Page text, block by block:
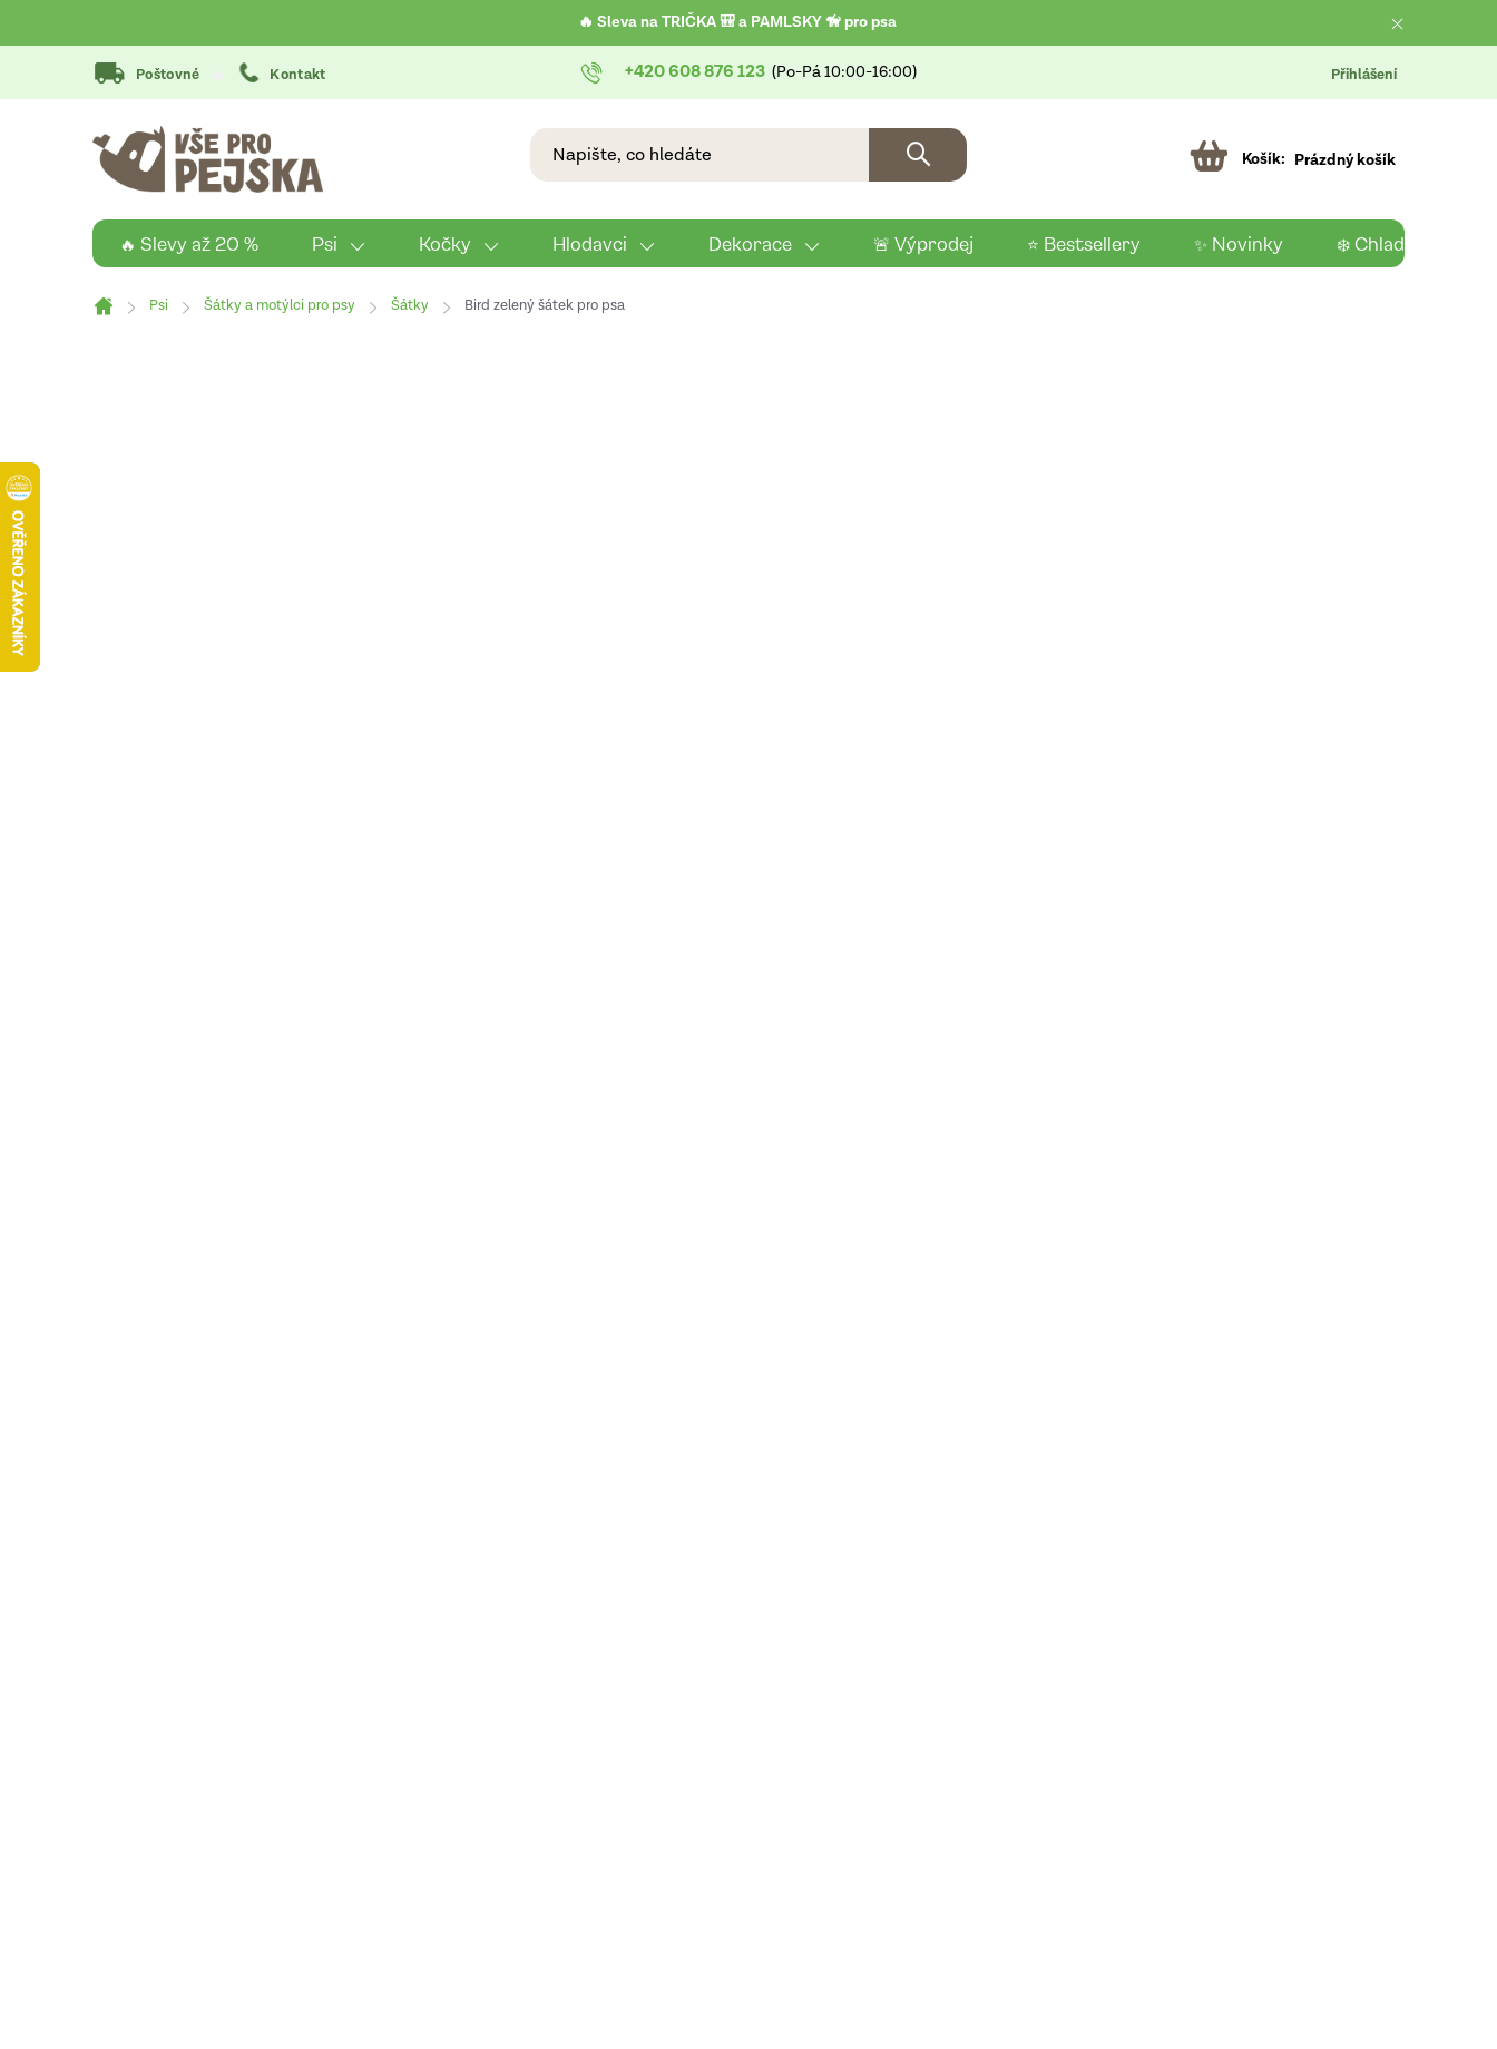
na
🔥 Sleva na TRIČKA 🎒 a PAMLSKY 🦮 pro psa
+420 608 876 123
Poštovné Kontakt Přihlášení
Prázdný košík
🔥 Slevy až 20 % Psi Kočky Hlodavci Dekorace 🚨 Výprodej ⭐ Bestsellery ✨ Novinky ❄️ Chladící
Domů
Psi Šátky a motýlci pro psy Šátky Bird zelený šátek pro psa